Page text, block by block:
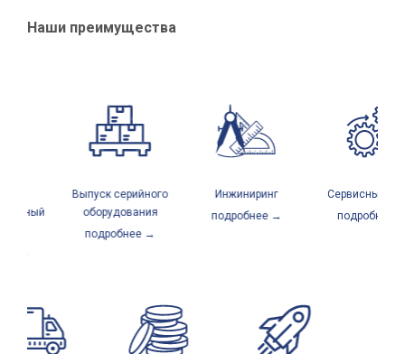
Наши преимущества
Выпуск серийного
оборудования
подробнее →
Инжиниринг
подробнее →
Сервисный центр
подробнее →